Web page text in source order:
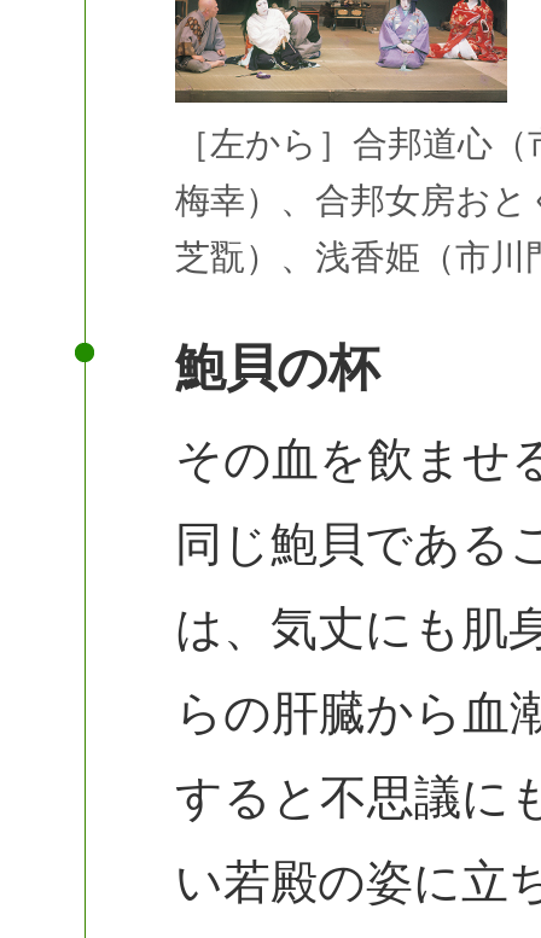
［左から］合邦道心
梅幸）、合邦女房お
芝翫）、浅香姫（市
鮑貝の杯
その血を飲ませ
同じ鮑貝である
は、気丈にも肌
らの肝臓から血
すると不思議に
い若殿の姿に立